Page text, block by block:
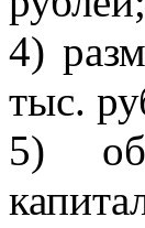
4)
тыс.
5)